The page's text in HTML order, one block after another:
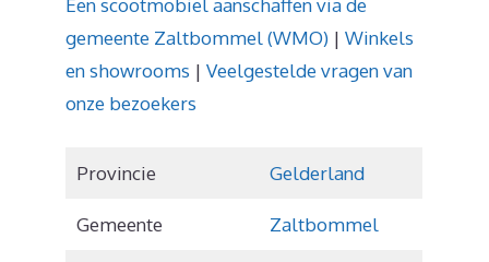
gemeente Zaltbommel (WMO) | Winkels
en showrooms | Veelgestelde vragen van
onze bezoekers
Provincie Gelderland
Gemeente Zaltbommel